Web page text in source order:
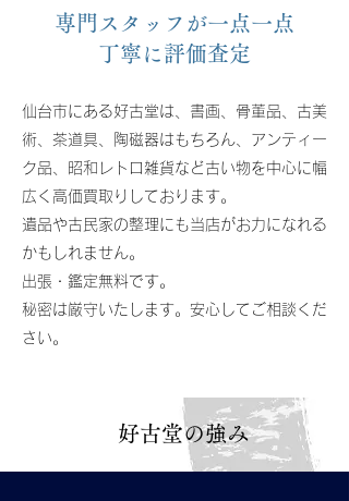
専門スタッフが一点一点
丁寧に評価査定
仙台市にある好古堂は、書画、骨董品、古美
術、茶道具、陶磁器はもちろん、アンティー
ク品、昭和レトロ雑貨など古い物を中心に幅
広く高価買取りしております。
遺品や古民家の整理にも当店がお力になれる
かもしれません。
出張・鑑定無料です。
秘密は厳守いたします。安心してご相談くだ
さい。
好古堂の強み